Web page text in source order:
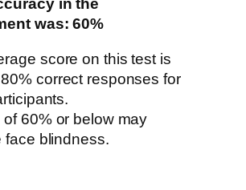
in the
was: 60%
score on this test is
correct responses for
of 60% or below may
face blindness.